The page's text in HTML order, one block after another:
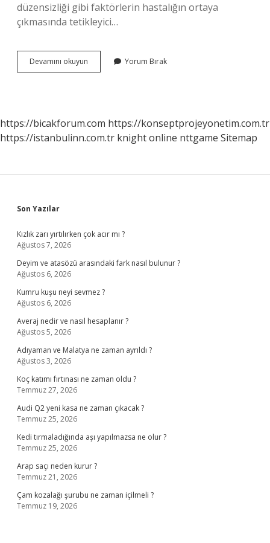
düzensizliği gibi faktörlerin hastalığın ortaya
çıkmasında tetikleyici…
Devamını okuyun
Den
Yorum Bırak
https://bicakforum.com https://konseptprojeyonetim.com.tr
https://istanbulinn.com.tr knight online nttgame Sitemap
Sidebar
Son Yazılar
Kızlık zarı yırtılırken çok acır mı ?
Ağustos 7, 2026
Deyim ve atasözü arasındaki fark nasıl bulunur ?
Ağustos 6, 2026
Kumru kuşu neyi sevmez ?
Ağustos 6, 2026
Averaj nedir ve nasıl hesaplanır ?
Ağustos 5, 2026
Adıyaman ve Malatya ne zaman ayrıldı ?
Ağustos 3, 2026
Koç katımı fırtınası ne zaman oldu ?
Temmuz 27, 2026
Audi Q2 yeni kasa ne zaman çıkacak ?
Temmuz 25, 2026
Kedi tırmaladığında aşı yapılmazsa ne olur ?
Temmuz 25, 2026
Arap saçı neden kurur ?
Temmuz 21, 2026
Çam kozalağı şurubu ne zaman içilmeli ?
Temmuz 19, 2026